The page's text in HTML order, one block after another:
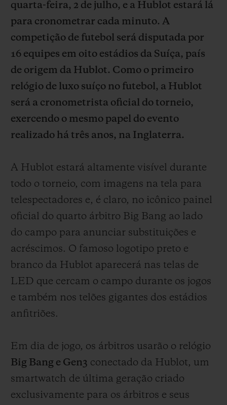
quarta-feira, 2 de julho, e a Hublot estará lá
para cronometrar cada minuto. A
competição de futebol será disputada por
16 equipes em oito estádios da Suíça, país
de origem da Hublot. Como o primeiro
relógio de luxo suíço no futebol, a Hublot
será a cronometrista oficial do torneio,
exercendo o mesmo papel do evento
realizado há três anos, na Inglaterra.
A Hublot estará altamente visível durante
todo o torneio, com imagens na tela para
telespectadores e, é claro, no icônico painel
oficial do quarto árbitro Big Bang ao lado
do campo para anunciar substituições e
acréscimos. O famoso logotipo preto e
branco da Hublot aparecerá nas telas de
LED que cercam o campo durante os jogos
e também nos telões gigantes dos estádios
anfitriões.
Em dia de jogo, os árbitros usarão o relógio
Big Bang e Gen3 conectado da Hublot, um
smartwatch de última geração criado
exclusivamente para os árbitros e seus
PAGAMENTO SEGURO
EMBALAGEM DE PRESENTES
ENCONTRAR UMA